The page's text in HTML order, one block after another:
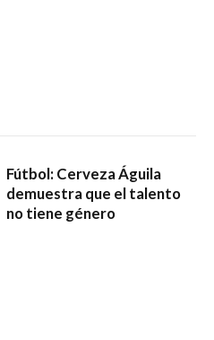
Fútbol: Cerveza Águila
demuestra que el talento
no tiene género